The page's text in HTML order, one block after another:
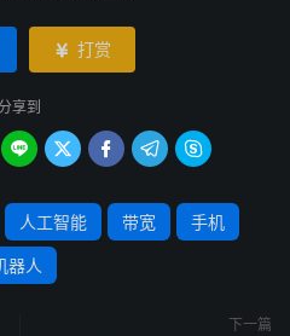
 打赏
享到
    
人工智能 带宽 手机
器人
下一篇